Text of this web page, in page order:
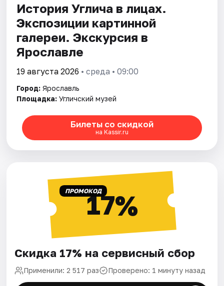
История Углича в лицах.
Экспозиции картинной
галереи. Экскурсия в
Ярославле
19 августа 2026 • среда • 09:00
Город: Ярославль
Площадка: Угличский музей
Билеты со скидкой
на Kassir.ru
ПРОМОКОД17%
Скидка 17% на сервисный сбор
Применили: 2 517 раз Проверено: 1 минуту назад